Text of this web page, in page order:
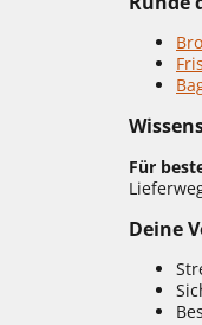
Für
Deine